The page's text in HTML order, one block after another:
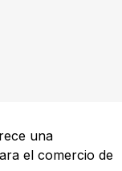
una
el comercio de